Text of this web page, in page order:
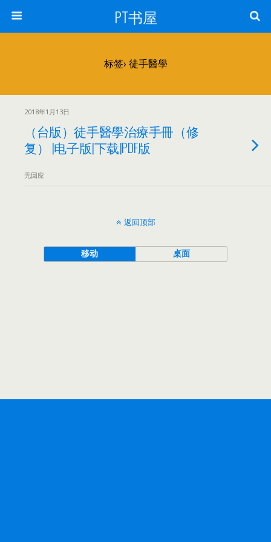
PT书屋
标签› 徒手醫學
2018年1月13日
（台版）徒手醫學治療手冊（修
复） |电子版|下载|PDF版
无回应
返回顶部
移动 桌面